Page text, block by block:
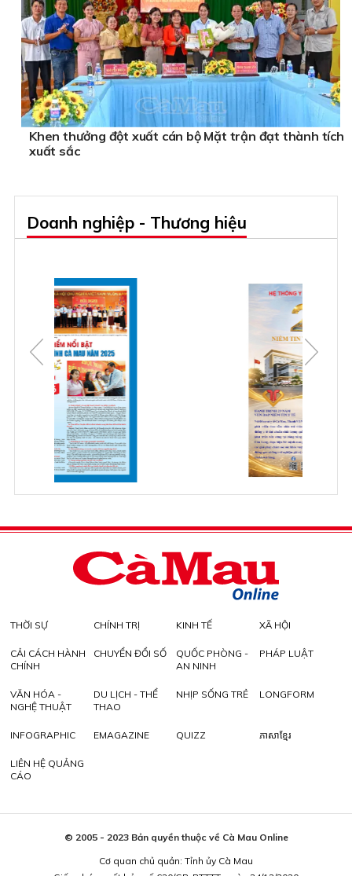
Khen thưởng đột xuất cán bộ Mặt trận đạt thành tích
xuất sắc
Doanh nghiệp - Thương hiệu
THỜI SỰ CHÍNH TRỊ KINH TẾ XÃ HỘI
CẢI CÁCH HÀNH
CHÍNH
CHUYỂN ĐỔI SỐ
QUỐC PHÒNG -
AN NINH
PHÁP LUẬT
VĂN HÓA -
NGHỆ THUẬT
DU LỊCH - THỂ
THAO
NHỊP SỐNG TRẺ LONGFORM
INFOGRAPHIC EMAGAZINE QUIZZ ភាសាខ្មែរ
LIÊN HỆ QUẢNG
CÁO
© 2005 - 2023 Bản quyền thuộc về Cà Mau Online
Cơ quan chủ quản: Tỉnh ủy Cà Mau